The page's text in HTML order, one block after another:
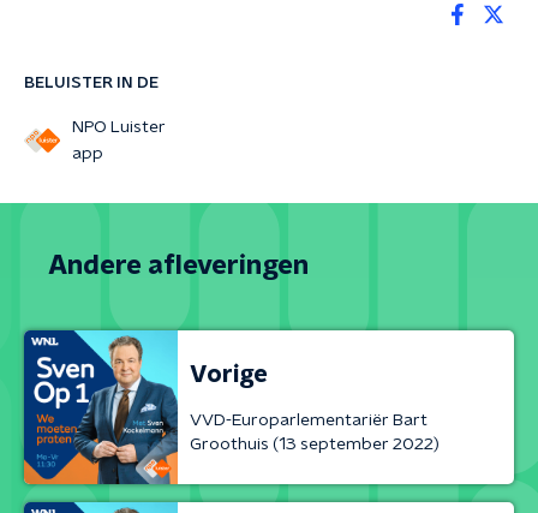
BELUISTER IN DE
NPO Luister
app
Andere afleveringen
Vorige
VVD-Europarlementariër Bart
Groothuis (13 september 2022)